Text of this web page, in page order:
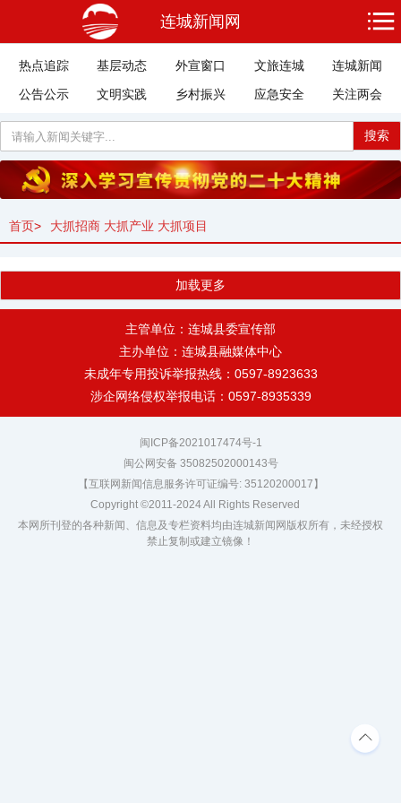
连城新闻网
热点追踪 基层动态 外宣窗口 文旅连城
连城新闻
公告公示
文明实践 乡村振兴 应急安全 关注两会
搜索
首页> 大抓招商 大抓产业 大抓项目
加载更多
主管单位：连城县委宣传部
主办单位：连城县融媒体中心
未成年专用投诉举报热线：0597-8923633
涉企网络侵权举报电话：0597-8935339
闽ICP备2021017474号-1
闽公网安备 35082502000143号
【互联网新闻信息服务许可证编号: 35120200017】
Copyright ©2011-2024 All Rights Reserved
本网所刊登的各种新闻、信息及专栏资料均由连城新闻网版权所有，未经授权
禁止复制或建立镜像！